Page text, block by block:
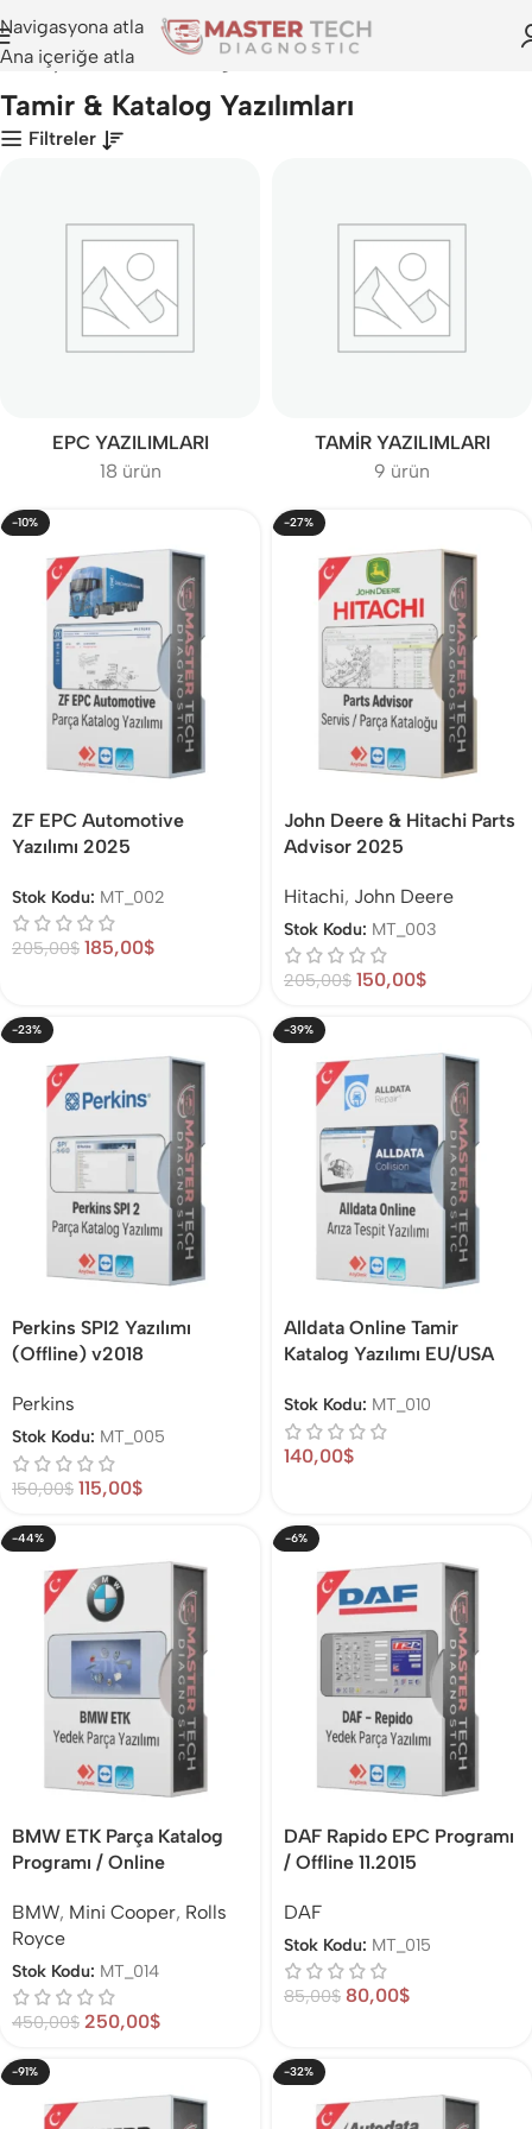
Navigasyona atla
Ana içeriğe atla
Anasayfa>Tamir & Katalog Yazılımları
Tamir & Katalog Yazılımları
Filtreler
EPC YAZILIMLARI
18 ürün
TAMIR YAZILIMLARI
9 ürün
-10%
ZF EPC Automotive
Yazılımı 2025
Stok Kodu: MT_002
205,00$ 185,00$
-27%
John Deere & Hitachi Parts
Advisor 2025
Hitachi, John Deere
Stok Kodu: MT_003
205,00$ 150,00$
-23%
Perkins SPI2 Yazılımı
(Offline) v2018
Perkins
Stok Kodu: MT_005
150,00$ 115,00$
-39%
Alldata Online Tamir
Katalog Yazılımı EU/USA
Stok Kodu: MT_010
140,00$
-44%
BMW ETK Parça Katalog
Programı / Online
BMW, Mini Cooper, Rolls
Royce
Stok Kodu: MT_014
450,00$ 250,00$
-6%
DAF Rapido EPC Programı
/ Offline 11.2015
DAF
Stok Kodu: MT_015
85,00$ 80,00$
-91% -32%